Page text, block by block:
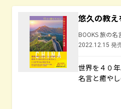
悠久の教
BOOKS 旅の名
2022.12.15 発
世界を４０
名言と癒や